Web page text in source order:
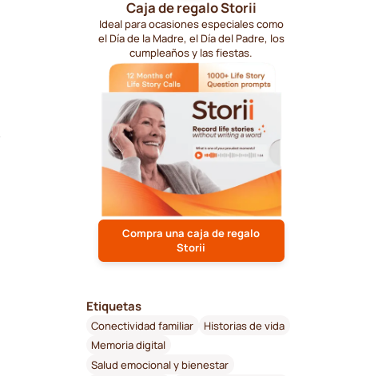
Caja de regalo Storii
Ideal para ocasiones especiales como
el Día de la Madre, el Día del Padre, los
cumpleaños y las fiestas.
Compra una caja de regalo
Storii
Etiquetas
Conectividad familiar
Historias de vida
Memoria digital
Salud emocional y bienestar